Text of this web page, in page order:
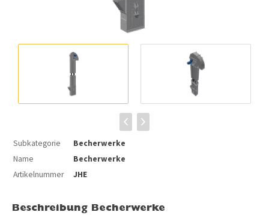
Subkategorie
Becherwerke
Name
Becherwerke
Artikelnummer
JHE
Beschreibung Becherwerke